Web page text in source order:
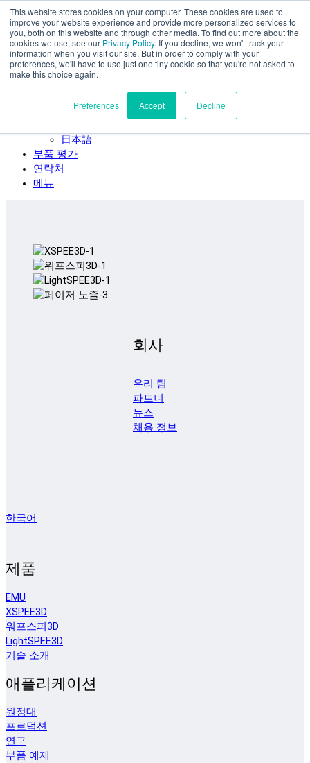
This website stores cookies on your computer. These cookies are used to
improve your website experience and provide more personalized services to
you, both on this website and through other media. To find out more about the
cookies we use, see our Privacy Policy. If you decline, we won't track your
information when you visit our site. But in order to comply with your
preferences, we'll have to use just one tiny cookie so that you're not asked to
make this choice again.
Preferences Accept Decline
주요 콘텐츠로 건너뛰기
SPEE3D
한국어
English
Español
Français
日本語
부품 평가
연락처
메뉴
회사
우리 팀
파트너
뉴스
채용 정보
한국어
제품
EMU
XSPEE3D
워프스피3D
LightSPEE3D
기술 소개
애플리케이션
원정대
프로덕션
연구
부품 예제